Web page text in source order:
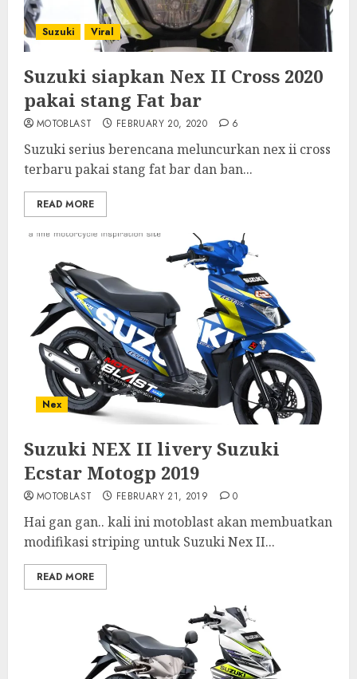
Suzuki Viral
Suzuki siapkan Nex II Cross 2020
pakai stang Fat bar
MOTOBLAST FEBRUARY 20, 2020 6
Suzuki serius berencana meluncurkan nex ii cross
terbaru pakai stang fat bar dan ban...
READ MORE
Nex
Suzuki NEX II livery Suzuki
Ecstar Motogp 2019
MOTOBLAST FEBRUARY 21, 2019 0
Hai gan gan.. kali ini motoblast akan membuatkan
modifikasi striping untuk Suzuki Nex II...
READ MORE